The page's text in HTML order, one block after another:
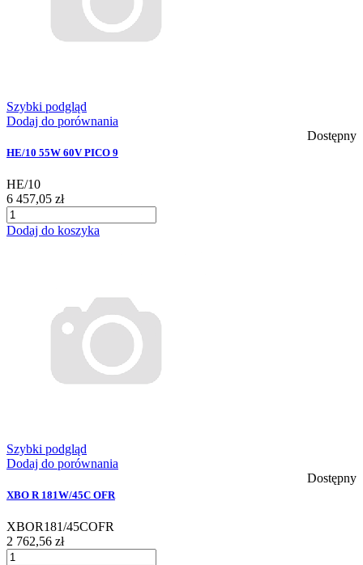
Szybki podgląd
Dodaj do porównania
Dostępny
HE/10 55W 60V PICO 9
HE/10
6 457,05 zł
Dodaj do koszyka
Szybki podgląd
Dodaj do porównania
Dostępny
XBO R 181W/45C OFR
XBOR181/45COFR
2 762,56 zł